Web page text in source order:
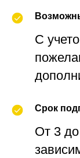
С
Срок
От 3